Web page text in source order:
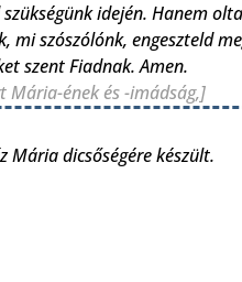
idején. Hanem
szószólónk, engeszteld
szent Fiadnak. Amen.
Mária-ének és -imádság,]
Mária dicsőségére készült.